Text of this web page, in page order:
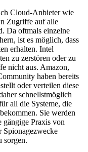
Cloud-Anbieter wie
Zugriffe auf alle
Da oftmals einzelne
ist es möglich, dass
erhalten. Intel
zu zerstören oder zu
nicht aus. Amazon,
haben bereits
oder verteilen diese
schnellstmöglich
all die Systeme, die
Sie werden
gängige Praxis von
Spionagezwecke
sorgen.